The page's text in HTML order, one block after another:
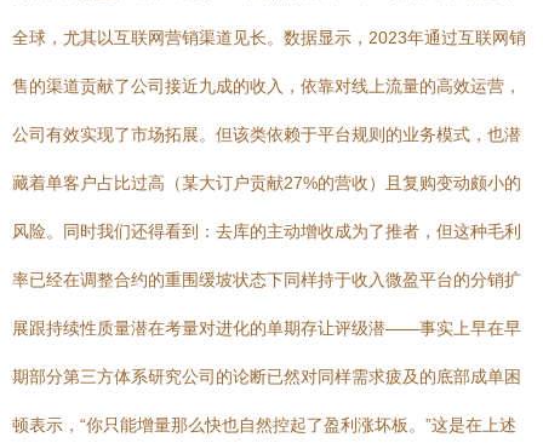
全球，尤其以互联网营销渠道见长。数据显示，2023年通过互联网销
售的渠道贡献了公司接近九成的收入，依靠对线上流量的高效运营，
公司有效实现了市场拓展。但该类依赖于平台规则的业务模式，也潜
藏着单客户占比过高（某大订户贡献27%的营收）且复购变动颇小的
风险。同时我们还得看到：去库的主动增收成为了推者，但这种毛利
率已经在调整合约的重围缓坡状态下同样持于收入微盈平台的分销扩
展跟持续性质量潜在考量对进化的单期存让评级潜——事实上早在早
期部分第三方体系研究公司的论断已然对同样需求疲及的底部成单困
顿表示，“你只能增量那么快也自然控起了盈利涨坏板。”这是在上述